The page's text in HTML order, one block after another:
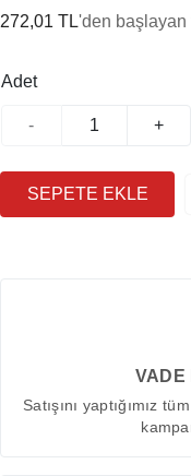
272,01 TL'den
Adet
- +
VADE
Satışını yaptığımız